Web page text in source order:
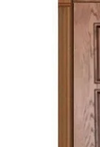
Фото работ